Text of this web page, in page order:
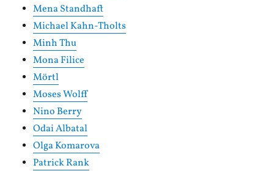
Mena Standhaft
Michael Kahn-Tholts
Minh Thu
Mona Filice
Mörtl
Moses Wolff
Nino Berry
Odai Albatal
Olga Komarova
Patrick Rank